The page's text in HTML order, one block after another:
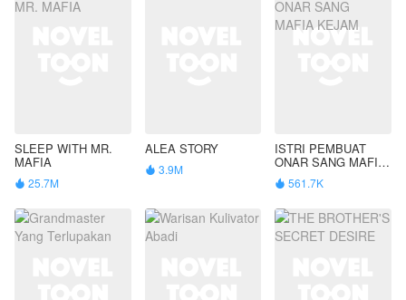
SLEEP WITH MR.
MAFIA
 25.7M
ALEA STORY
 3.9M
ISTRI PEMBUAT
ONAR SANG MAFIA
KEJAM
 561.7K